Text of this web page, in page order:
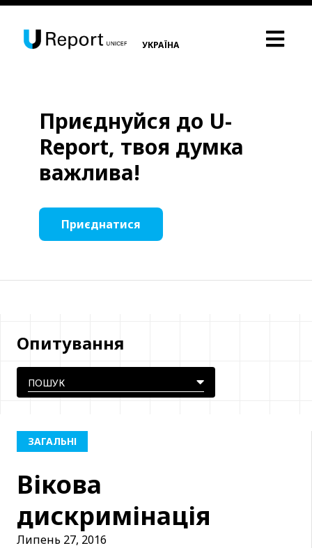
УКРАЇНА
Приєднуйся до U-
Report, твоя думка
важлива!
Приєднатися
Опитування
ЗАГАЛЬНІ
Вікова
дискримінація
Липень 27, 2016